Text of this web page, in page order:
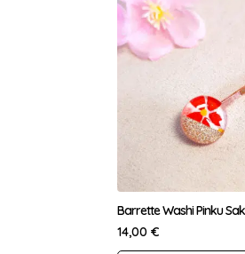
Barrette Washi Pinku
14,00 €